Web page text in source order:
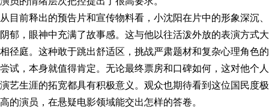
从目前释出的预告片和宣传物料看，小沈阳在片中的形象深沉、
阴郁，眼神中充满了故事感。这与他以往活泼外放的表演方式大
相径庭。这种敢于跳出舒适区，挑战严肃题材和复杂心理角色的
尝试，本身就值得肯定。无论最终票房和口碑如何，这对他个人
演艺生涯的拓宽都具有积极意义。观众也期待看到这位国民度极
高的演员，在悬疑电影领域能交出怎样的答卷。